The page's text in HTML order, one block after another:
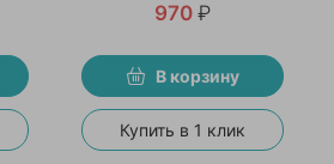
970 ₽
В корзину
Купить в 1 клик